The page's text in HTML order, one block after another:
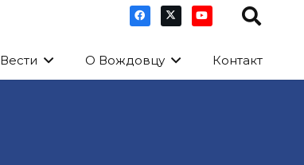
Вести О Вождовцу Контакт